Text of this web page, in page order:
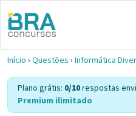
Início › Questões › Informática
Plano grátis: 0/10respostas
Premium ilimitado